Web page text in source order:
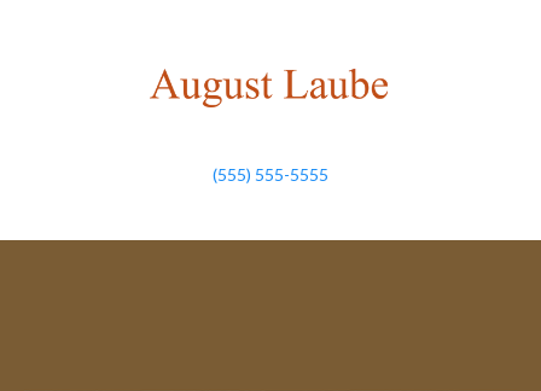
(555) 555-5555